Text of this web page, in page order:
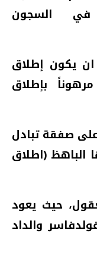
في السجون
يكون إطلاق
بإطلاق
صفقة تبادل
الباهظ (اطلاق
حيث يعود
والداد